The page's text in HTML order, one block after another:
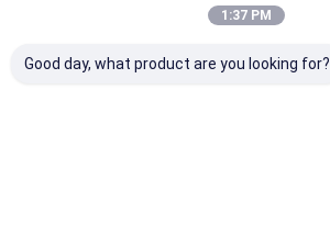
1:37 PM
Good day, what product are you looking for?